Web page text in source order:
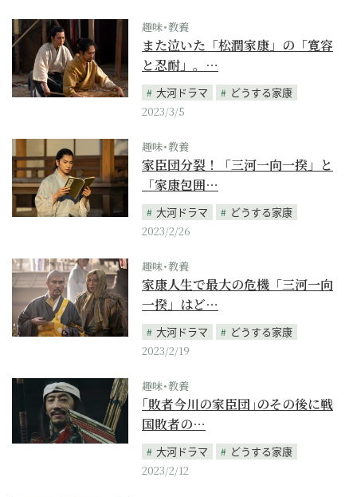
趣味･教養
また泣いた「松潤家康」の「寛容
と忍耐」。…
大河ドラマ
どうする家康
2023/3/5
趣味･教養
家臣団分裂！「三河一向一揆」と
「家康包囲…
大河ドラマ
どうする家康
2023/2/26
趣味･教養
家康人生で最大の危機「三河一向
一揆」はど…
大河ドラマ
どうする家康
2023/2/19
趣味･教養
｢敗者今川の家臣団｣のその後に戦
国敗者の…
大河ドラマ
どうする家康
2023/2/12